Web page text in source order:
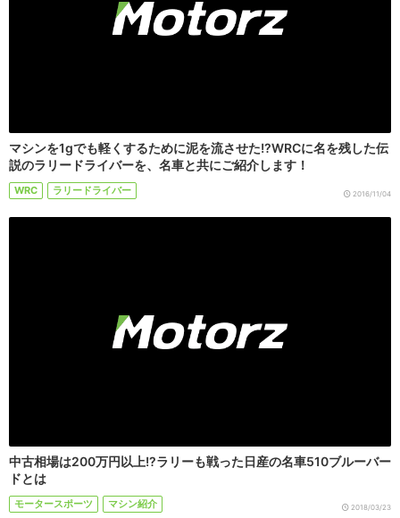
マシンを1gでも軽くするために泥を流させた!?WRCに名を残した伝
説のラリードライバーを、名車と共にご紹介します！
WRC ラリードライバー 2016/11/04
中古相場は200万円以上!?ラリーも戦った日産の名車510ブルーバー
ドとは
モータースポーツ マシン紹介 2018/03/23